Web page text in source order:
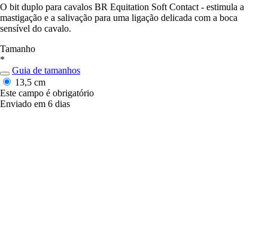
O bit duplo para cavalos BR Equitation Soft Contact - estimula a
mastigação e a salivação para uma ligação delicada com a boca
sensível do cavalo.
Tamanho
*
Guia de tamanhos
13,5 cm
Este campo é obrigatório
Enviado em 6 dias